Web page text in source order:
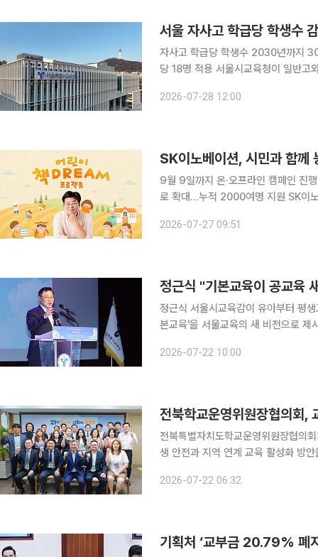
서울 자사고 학급당 학생수
자사고 학급당 학생수 2030년까지
당 18명 적용 서울시교육청이 일반고와 자율형사립고 간 교육여건 격차를 줄이고 다문화학생 밀집
용하는 학생배치지표를 조정해 자사
2026-07-28 12:00
9월 9일까지 온·오프라인 캠페인 진
로 확대…누적 2000여명 지원 SK이노베이션이 시민들과 함께 농어촌 지역 아동들의 독서 환경 개
비정부기구(NGO) 세이브더칠드런
2026-07-27 09:51
정근식 "기본교육이 공교육
정근식 서울시교육감이 유아부터 평
본교육'을 서울교육의 새 비전으로 제
열린 서울교육 2기 비전 선포 기자회
2026-07-22 10:00
전북학교운영위원장협의회,
전북특별자치도학교운영위원장협의
생 안전과 지역 연계 교육 활성화 방안을 논의했다. 워크숍에는 14개 시
향을 공유했다. 천 교육감은
2026-07-22 06:32
기획처 ‘교부금 20.79% 폐